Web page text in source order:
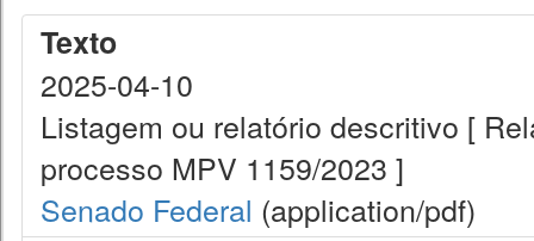
Texto
2025-04-10
Listagem ou relatório descritivo [
processo MPV 1159/2023 ]
Senado Federal (application/pdf)